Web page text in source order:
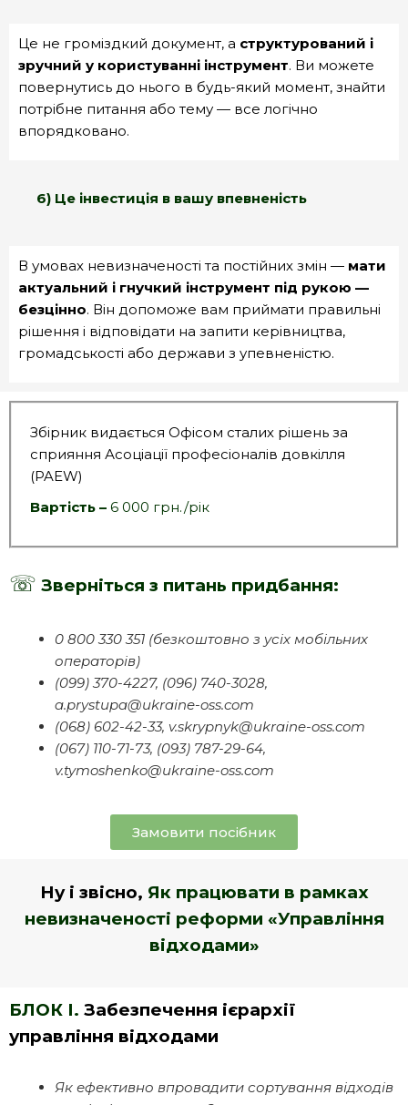
Це не громіздкий документ, а структурований і
зручний у користуванні інструмент. Ви можете
повернутись до нього в будь-який момент, знайти
потрібне питання або тему — все логічно
впорядковано.
6) Це інвестиція в вашу впевненість
В умовах невизначеності та постійних змін — мати
актуальний і гнучкий інструмент під рукою —
безцінно. Він допоможе вам приймати правильні
рішення і відповідати на запити керівництва,
громадськості або держави з упевненістю.
Збірник видається Офісом сталих рішень за
сприяння Асоціації професіоналів довкілля
(PAEW)
Вартість – 6 000 грн./рік
☏ Зверніться з питань придбання:
0 800 330 351 (безкоштовно з усіх мобільних
операторів)
(099) 370-4227, (096) 740-3028,
a.prystupa@ukraine-oss.com
(068) 602-42-33, v.skrypnyk@ukraine-oss.com
(067) 110-71-73, (093) 787-29-64,
v.tymoshenko@ukraine-oss.com
Замовити посібник
Ну і звісно, Як працювати в рамках
невизначеності реформи «Управління
відходами»
БЛОК І. Забезпечення ієрархії
управління відходами
Як ефективно впровадити сортування відходів